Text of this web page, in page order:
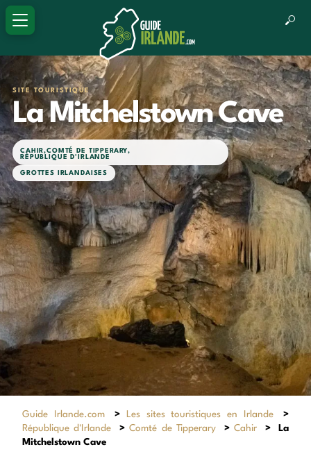
SITE TOURISTIQUE
La Mitchelstown Cave
CAHIR,COMTÉ DE TIPPERARY,
RÉPUBLIQUE D'IRLANDE
GROTTES IRLANDAISES
Guide Irlande.com > Les sites touristiques en Irlande
>
République d'Irlande
>Comté de Tipperary >Cahir >
La
Mitchelstown Cave